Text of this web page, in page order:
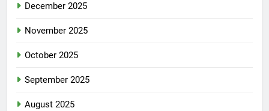
December 2025
November 2025
October 2025
September 2025
August 2025